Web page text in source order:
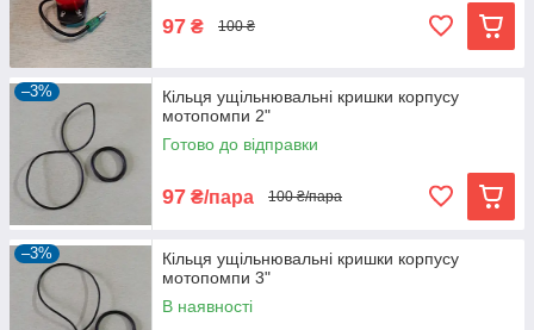
97 ₴ 100 ₴
–3%
Кільця ущільнювальні кришки корпусу
мотопомпи 2"
Готово до відправки
97 ₴/пара 100 ₴/пара
–3%
Кільця ущільнювальні кришки корпусу
мотопомпи 3"
В наявності